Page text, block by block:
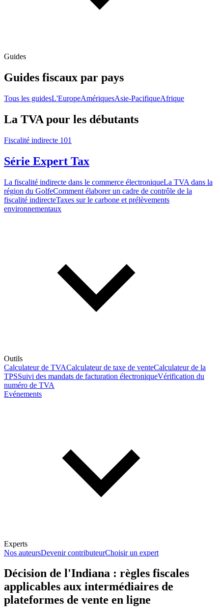
Guides
Guides fiscaux par pays
Tous les guidesL'EuropeAmériquesAsie-PacifiqueAfrique
La TVA pour les débutants
Fiscalité indirecte 101
Série Expert Tax
La fiscalité indirecte dans le commerce électroniqueLa TVA dans la
région du GolfeComment élaborer un cadre de contrôle de la
fiscalité indirecteTaxes sur le carbone et prélèvements
environnementaux
Outils
Calculateur de TVACalculateur de taxe de venteCalculateur de la
TPSSuivi des mandats de facturation électroniqueVérification du
numéro de TVA
Evénements
Experts
Nos auteursDevenir contributeurChoisir un expert
En savoir plus sur la fiscalité
Décision de l'Indiana : règles fiscales
applicables aux intermédiaires de
plateformes de vente en ligne